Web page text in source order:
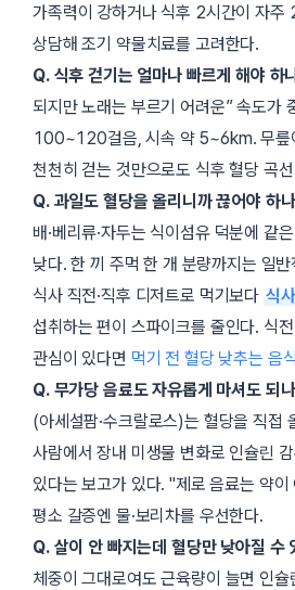
가족력이 강하거나 식후 2시간이 자
상담해 조기 약물치료를 고려한다.
Q. 식후 걷기는 얼마나 빠르게 해야 하
되지만 노래는 부르기 어려운” 속도가
100~120걸음, 시속 약 5~6km. 무릎
천천히 걷는 것만으로도 식후 혈당 곡
Q. 과일도 혈당을 올리니까 끊어야 하
배·베리류·자두는 식이섬유 덕분에 같
낮다. 한 끼 주먹 한 개 분량까지는 일
식사 직전·직후 디저트로 먹기보다 식
섭취하는 편이 스파이크를 줄인다. 식
관심이 있다면 먹기 전 혈당 낮추는 음
Q. 무가당 음료도 자유롭게 마셔도 되
(아세설팜·수크랄로스)는 혈당을 직접
사람에서 장내 미생물 변화로 인슐린
있다는 보고가 있다. 제로 음료는 약이
평소 갈증엔 물·보리차를 우선한다.
Q. 살이 안 빠지는데 혈당만 낮아질 수
체중이 그대로여도 근육량이 늘면 인슐